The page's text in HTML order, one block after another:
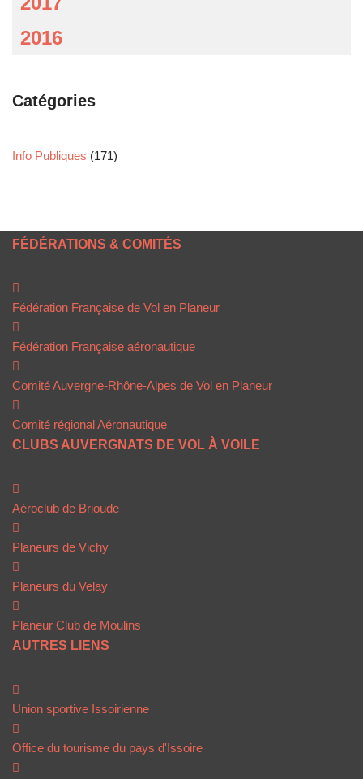
2016
Catégories
Info Publiques (171)
FÉDÉRATIONS & COMITÉS
Fédération Française de Vol en Planeur
Fédération Française aéronautique
Comité Auvergne-Rhône-Alpes de Vol en Planeur
Comité régional Aéronautique
CLUBS AUVERGNATS DE VOL À VOILE
Aéroclub de Brioude
Planeurs de Vichy
Planeurs du Velay
Planeur Club de Moulins
AUTRES LIENS
Union sportive Issoirienne
Office du tourisme du pays d'Issoire